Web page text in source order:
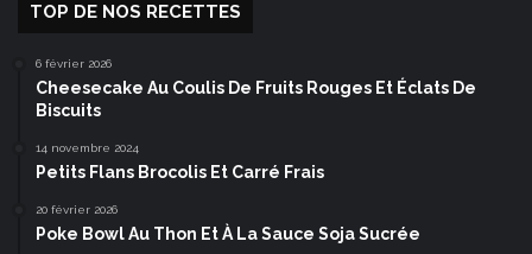
TOP DE NOS RECETTES
6 février 2026
Cheesecake Au Coulis De Fruits Rouges Et Éclats De
Biscuits
14 novembre 2024
Petits Flans Brocolis Et Carré Frais
20 février 2026
Poke Bowl Au Thon Et À La Sauce Soja Sucrée